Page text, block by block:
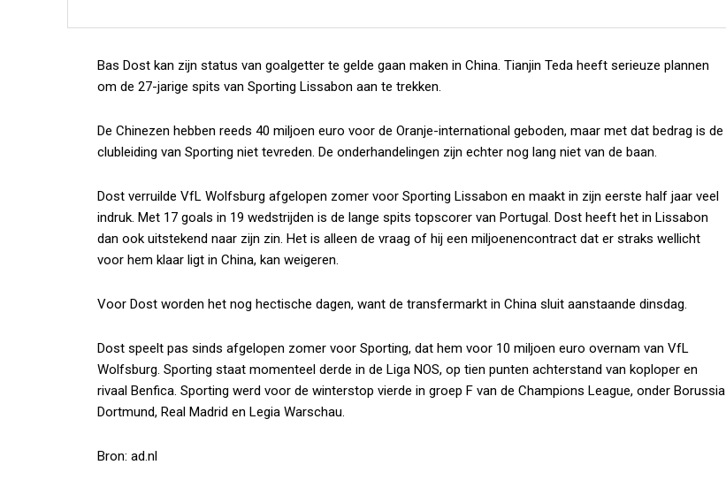
Bas Dost kan zijn status van goalgetter te gelde gaan maken in China. Tianjin Teda heeft serieuze plannen
om de 27-jarige spits van Sporting Lissabon aan te trekken.
De Chinezen hebben reeds 40 miljoen euro voor de Oranje-international geboden, maar met dat bedrag is de
clubleiding van Sporting niet tevreden. De onderhandelingen zijn echter nog lang niet van de baan.
Dost verruilde VfL Wolfsburg afgelopen zomer voor Sporting Lissabon en maakt in zijn eerste half jaar veel
indruk. Met 17 goals in 19 wedstrijden is de lange spits topscorer van Portugal. Dost heeft het in Lissabon
dan ook uitstekend naar zijn zin. Het is alleen de vraag of hij een miljoenencontract dat er straks wellicht
voor hem klaar ligt in China, kan weigeren.
Voor Dost worden het nog hectische dagen, want de transfermarkt in China sluit aanstaande dinsdag.
Dost speelt pas sinds afgelopen zomer voor Sporting, dat hem voor 10 miljoen euro overnam van VfL
Wolfsburg. Sporting staat momenteel derde in de Liga NOS, op tien punten achterstand van koploper en
rivaal Benfica. Sporting werd voor de winterstop vierde in groep F van de Champions League, onder Borussia
Dortmund, Real Madrid en Legia Warschau.
Bron: ad.nl